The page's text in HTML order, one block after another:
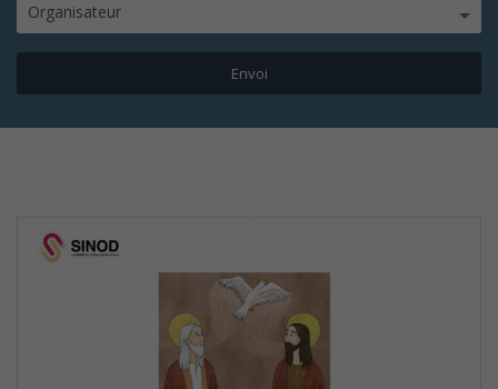
Organisateur